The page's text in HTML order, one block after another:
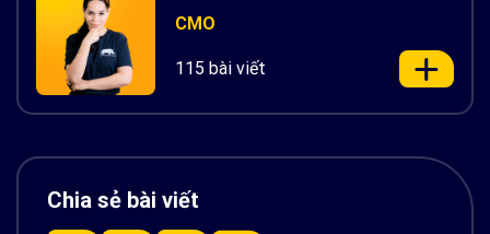
CMO
115 bài viết
Chia sẻ bài viết